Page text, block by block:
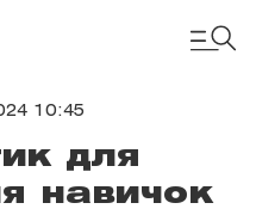
10:45
для
навичок